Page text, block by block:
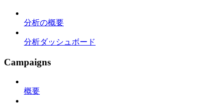
分析の概要
分析ダッシュボード
Campaigns
概要